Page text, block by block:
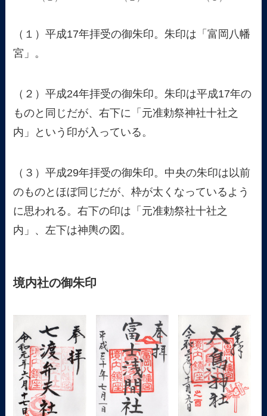
（１）平成17年拝受の御朱印。朱印は「富岡八幡
宮」。
（２）平成24年拝受の御朱印。朱印は平成17年の
ものと同じだが、右下に「元准勅祭神社十社之
内」という印が入っている。
（３）平成29年拝受の御朱印。中央の朱印は以前
のものとほぼ同じだが、枠が太くなっているよう
に思われる。右下の印は「元准勅祭社十社之
内」、左下は神輿の図。
境内社の御朱印